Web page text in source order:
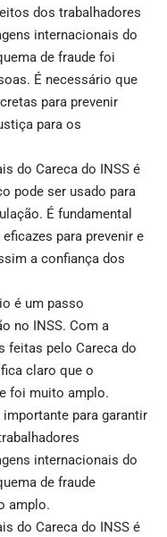
dos trabalhadores
internacionais do
de fraude foi
É necessário que
para prevenir
para os
do Careca do INSS é
pode ser usado para
É fundamental
para prevenir e
a confiança dos
é um passo
no INSS. Com a
feitas pelo Careca do
claro que o
foi muito amplo.
para garantir
internacionais do
de fraude
amplo.
do Careca do INSS é